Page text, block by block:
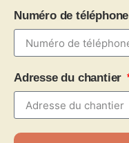
Numéro de téléphone
Adresse du chantier